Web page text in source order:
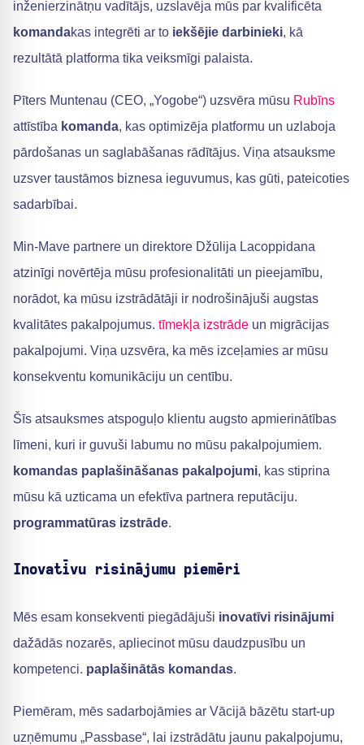
inženierzinātņu vadītājs, uzslavēja mūs par kvalificēta
komandakas integrēti ar to iekšējie darbinieki, kā
rezultātā platforma tika veiksmīgi palaista.
Pīters Muntenau (CEO, „Yogobe“) uzsvēra mūsu Rubīns
attīstība komanda, kas optimizēja platformu un uzlaboja
pārdošanas un saglabāšanas rādītājus. Viņa atsauksme
uzsver taustāmos biznesa ieguvumus, kas gūti, pateicoties
sadarbībai.
Min-Mave partnere un direktore Džūlija Lacoppidana
atzinīgi novērtēja mūsu profesionalitāti un pieejamību,
norādot, ka mūsu izstrādātāji ir nodrošinājuši augstas
kvalitātes pakalpojumus. tīmekļa izstrāde un migrācijas
pakalpojumi. Viņa uzsvēra, ka mēs izceļamies ar mūsu
konsekventu komunikāciju un centību.
Šīs atsauksmes atspoguļo klientu augsto apmierinātības
līmeni, kuri ir guvuši labumu no mūsu pakalpojumiem.
komandas paplašināšanas pakalpojumi, kas stiprina
mūsu kā uzticama un efektīva partnera reputāciju.
programmatūras izstrāde.
Inovatīvu risinājumu piemēri
Mēs esam konsekventi piegādājuši inovatīvi risinājumi
dažādās nozarēs, apliecinot mūsu daudzpusību un
kompetenci. paplašinātās komandas.
Piemēram, mēs sadarbojāmies ar Vācijā bāzētu start-up
uzņēmumu „Passbase“, lai izstrādātu jaunu pakalpojumu,